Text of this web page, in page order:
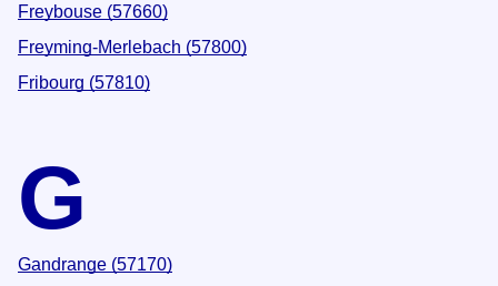
Freybouse (57660)
Freyming-Merlebach (57800)
Fribourg (57810)
G
Gandrange (57170)